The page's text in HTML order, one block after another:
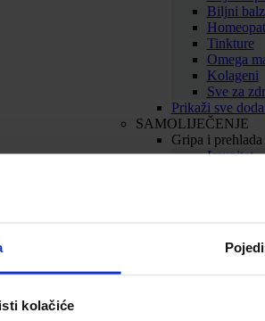
kolačiće
Biljni
Tinkture
Omega
Kolageni
Sve za
Prikaži sve
SAMOLIJEČENJE
Gripa i prehlada
Imunitet
Srce